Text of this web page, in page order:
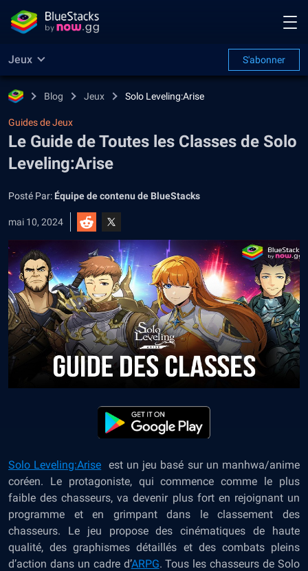
Jeux S'abonner
Blog Jeux Solo Leveling:Arise
Guides de Jeux
Le Guide de Toutes les Classes de Solo
Leveling:Arise
Posté Par: Équipe de contenu de BlueStacks
mai 10, 2024
Solo Leveling:Arise est un jeu basé sur un manhwa/anime
coréen. Le protagoniste, qui commence comme le plus
faible des chasseurs, va devenir plus fort en rejoignant un
programme et en grimpant dans le classement des
chasseurs. Le jeu propose des cinématiques de haute
qualité, des graphismes détaillés et des combats pleins
d’action dans un cadre d’ARPG. Tous les chasseurs de Solo